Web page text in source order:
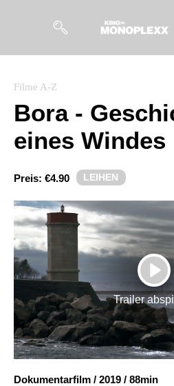
Magazin
Kuratierungen
Events
So geht’s
Filmpakete
Gutscheine
& Filmpässe
Account
Suche
Filme A-Z
Bora -
eines Windes
Preis: €4.90 LEIHEN
PLAY
Trailer
Dokumentarfilm / 2019 / 88min